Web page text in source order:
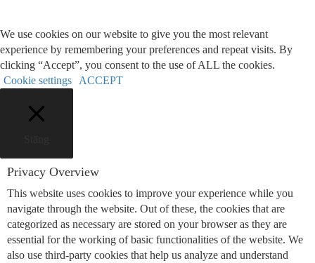
We use cookies on our website to give you the most relevant
experience by remembering your preferences and repeat visits. By
clicking “Accept”, you consent to the use of ALL the cookies.
Cookie settings
ACCEPT
Privacy Overview
This website uses cookies to improve your experience while you
navigate through the website. Out of these, the cookies that are
categorized as necessary are stored on your browser as they are
essential for the working of basic functionalities of the website. We
also use third-party cookies that help us analyze and understand